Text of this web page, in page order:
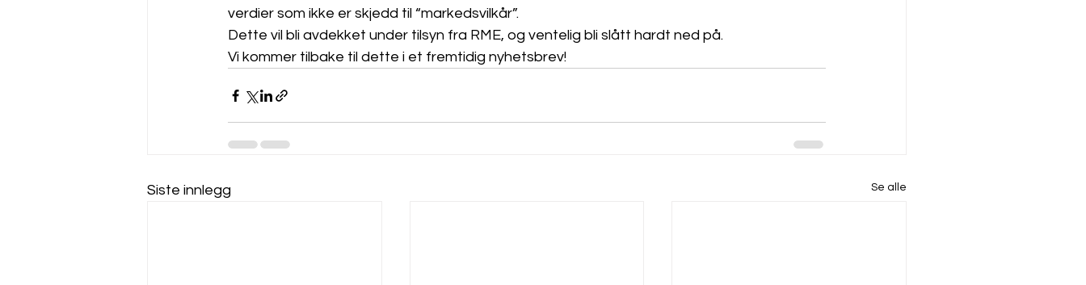
verdier som ikke er skjedd til “markedsvilkår”.
Dette vil bli avdekket under tilsyn fra RME, og ventelig bli slått hardt ned på.
Vi kommer tilbake til dette i et fremtidig nyhetsbrev!
Siste innlegg Se alle